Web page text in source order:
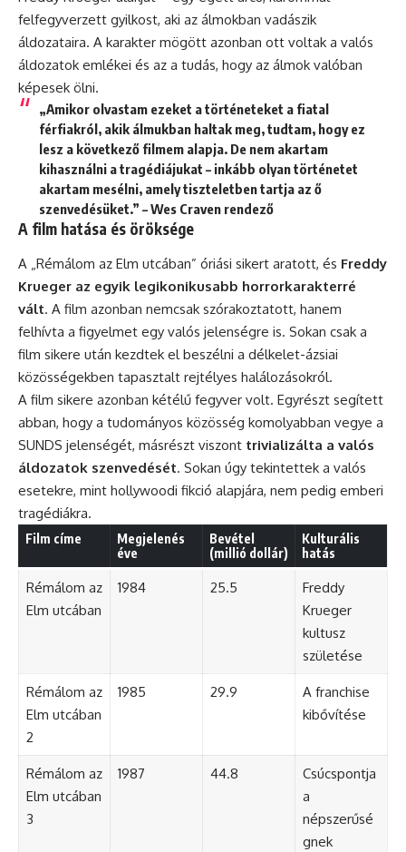
felfegyverzett gyilkost, aki az álmokban vadászik
áldozataira. A karakter mögött azonban ott voltak a valós
áldozatok emlékei és az a tudás, hogy az álmok valóban
képesek ölni.
„Amikor olvastam ezeket a történeteket a fiatal
férfiakról, akik álmukban haltak meg, tudtam, hogy ez
lesz a következő filmem alapja. De nem akartam
kihasználni a tragédiájukat – inkább olyan történetet
akartam mesélni, amely tiszteletben tartja az ő
szenvedésüket.” – Wes Craven rendező
A film hatása és öröksége
A „Rémálom az Elm utcában” óriási sikert aratott, és Freddy
Krueger az egyik legikonikusabb horrorkarakterré
vált. A film azonban nemcsak szórakoztatott, hanem
felhívta a figyelmet egy valós jelenségre is. Sokan csak a
film sikere után kezdtek el beszélni a délkelet-ázsiai
közösségekben tapasztalt rejtélyes halálozásokról.
A film sikere azonban kétélű fegyver volt. Egyrészt segített
abban, hogy a tudományos közösség komolyabban vegye a
SUNDS jelenségét, másrészt viszont trivializálta a valós
áldozatok szenvedését. Sokan úgy tekintettek a valós
esetekre, mint hollywoodi fikció alapjára, nem pedig emberi
tragédiákra.
Film címe
Megjelenés
éve
Bevétel
(millió dollár)
Kulturális
hatás
Rémálom az
Elm utcában
1984 25.5
Freddy
Krueger
kultusz
születése
Rémálom az
Elm utcában
2
1985 29.9
A franchise
kibővítése
Rémálom az
Elm utcában
3
1987 44.8
Csúcspontja
a
népszerűsé
gnek